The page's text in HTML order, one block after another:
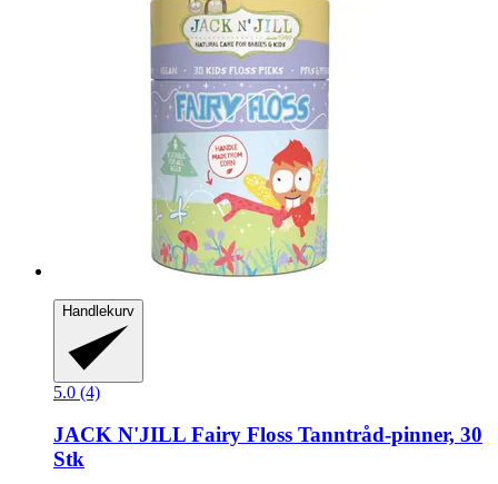
Handlekurv
5.0 (4)
JACK N'JILL Fairy Floss Tanntråd-​pinner, 30
Stk